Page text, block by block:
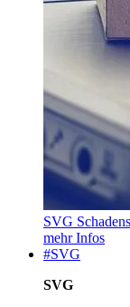
SVG
mehr Infos
#SVG
SVG